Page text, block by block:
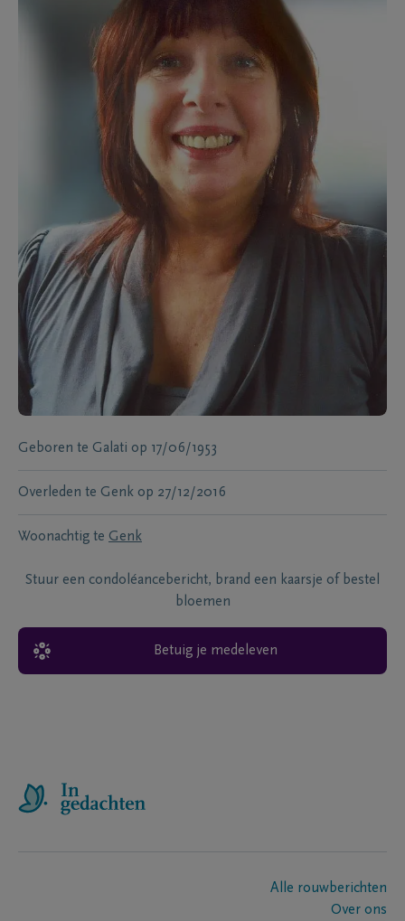
Geboren te Galati op 17/06/1953
Overleden te Genk op 27/12/2016
Woonachtig te Genk
Stuur een condoléancebericht, brand een kaarsje of bestel
bloemen
Betuig je medeleven
Alle rouwberichten
Over ons